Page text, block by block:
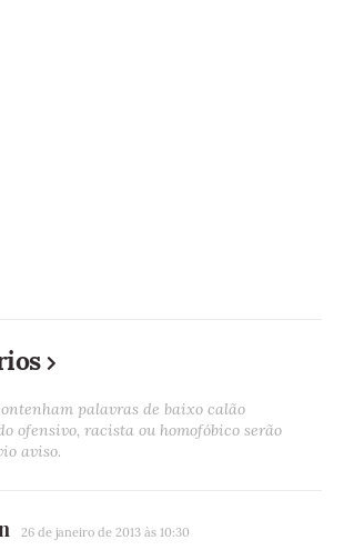
palavras de baixo calão
ofensivo, racista ou homofóbico serão
aviso.
26 de janeiro de 2013 às 10:30